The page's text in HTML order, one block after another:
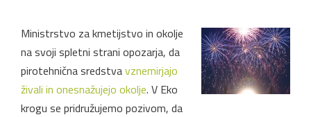
Ministrstvo za kmetijstvo in okolje
na svoji spletni strani opozarja, da
pirotehnična sredstvavznemirjajo
živali in onesnažujejo okolje. V Eko
krogu se pridružujemo pozivom, da